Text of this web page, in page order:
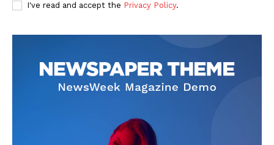
I've read and accept the Privacy Policy.